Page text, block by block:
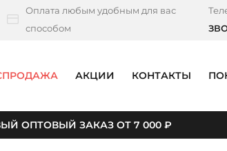
Оплата любым удобным для вас
способом
АКЦИИ КОНТАКТЫ
ОПТОВЫЙ ЗАКАЗ ОТ 7 000 ₽